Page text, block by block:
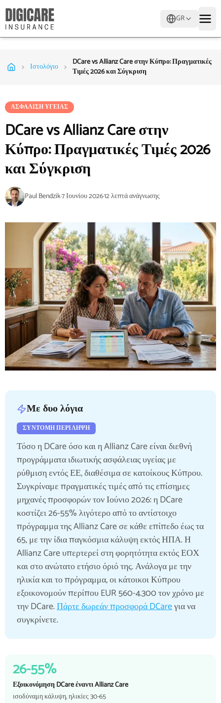
GR
> Ιστολόγιο > DCare vs Allianz Care στην Κύπρο: Πραγματικές
Τιμές 2026 και Σύγκριση
ΑΣΦΆΛΙΣΗ ΥΓΕΊΑΣ
DCare vs Allianz Care στην
Κύπρο: Πραγματικές Τιμές 2026
και Σύγκριση
Paul Bendzik·7 Ιουνίου 2026·12λεπτά ανάγνωσης
Με δυο λόγια
ΣΎΝΤΟΜΗ ΠΕΡΊΛΗΨΗ
Τόσο η DCare όσο και η Allianz Care είναι διεθνή
προγράμματα ιδιωτικής ασφάλειας υγείας με
ρύθμιση εντός ΕΕ, διαθέσιμα σε κατοίκους Κύπρου.
Συγκρίναμε πραγματικές τιμές από τις επίσημες
μηχανές προσφορών τον Ιούνιο 2026: η DCare
κοστίζει 26-55% λιγότερο από το αντίστοιχο
πρόγραμμα της Allianz Care σε κάθε επίπεδο έως τα
65, με την ίδια παγκόσμια κάλυψη εκτός ΗΠΑ. Η
Allianz Care υπερτερεί στη φορητότητα εκτός ΕΟΧ
και στο ανώτατο ετήσιο όριό της. Ανάλογα με την
ηλικία και το πρόγραμμα, οι κάτοικοι Κύπρου
εξοικονομούν περίπου EUR 560-4.300 τον χρόνο με
την DCare.Πάρτε δωρεάν προσφορά DCareγια να
συγκρίνετε.
26-55%
Εξοικονόμηση DCare έναντι Allianz Care
ισοδύναμη κάλυψη, ηλικίες 30-65